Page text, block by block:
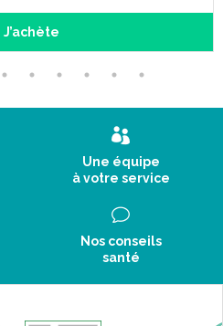
J’achète
Une équipe
à votre service
Nos conseils
santé